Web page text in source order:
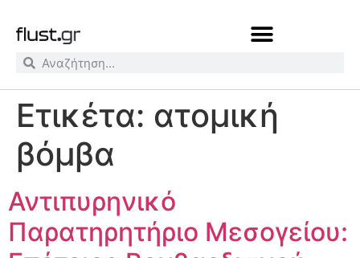
Ετικέτα: ατομική
βόμβα
Αντιπυρηνικό
Παρατηρητήριο Μεσογείου: